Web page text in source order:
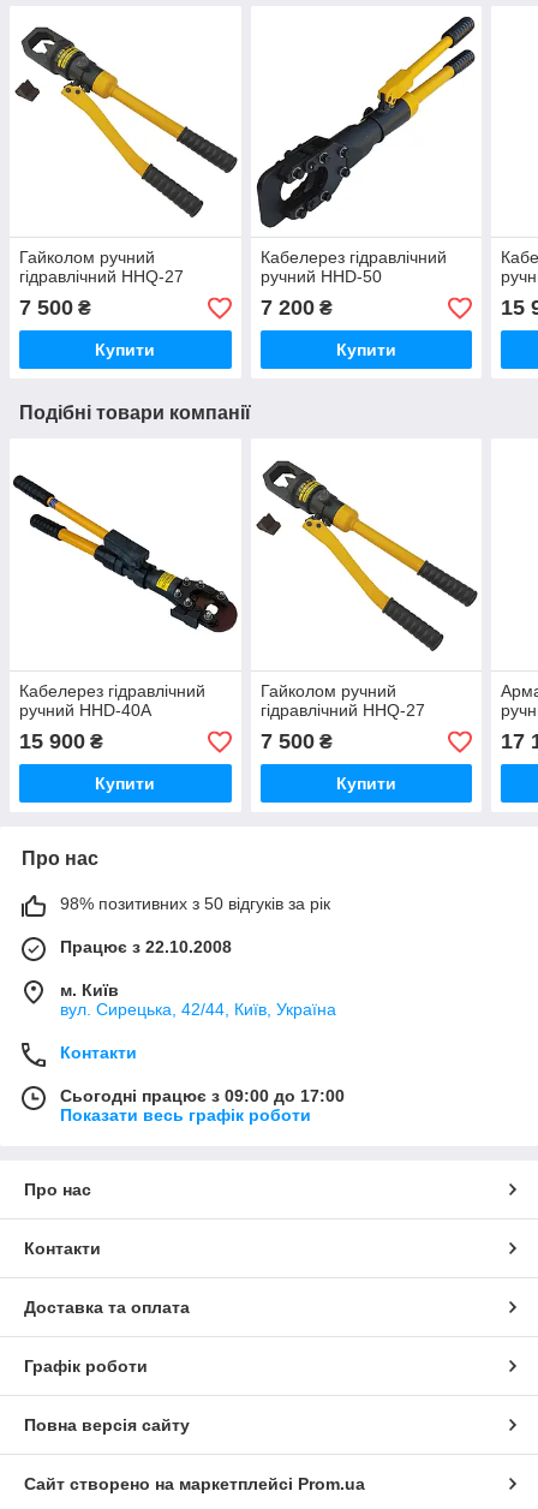
Гайколом ручний
гідравлічний HHQ-27
7 500 ₴
Купити
Кабелерез гідравлічний
ручний HHD-50
7 200₴
Купити
15
Подібні товари компанії
Кабелерез гідравлічний
ручний HHD-40А
15 900 ₴
Купити
Гайколом ручний
гідравлічний HHQ-27
7 500₴
Купити
17
Про нас
98% позитивних з 50 відгуків за рік
Працює з 22.10.2008
м. Київ
вул. Сирецька, 42/44, Київ, Україна
Контакти
Сьогодні працює з 09:00 до 17:00
Показати весь графік роботи
Про нас
Контакти
Доставка та оплата
Графік роботи
Повна версія сайту
Сайт створено на маркетплейсі Prom.ua